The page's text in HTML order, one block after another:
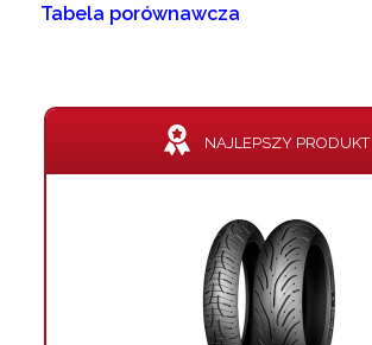
Tabela porównawcza
NAJLEPSZY PRODUKT